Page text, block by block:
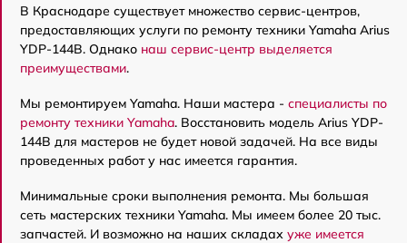
В Краснодаре существует множество сервис-центров,
предоставляющих услуги по ремонту техники Yamaha Arius
YDP-144B. Однако наш сервис-центр выделяется
преимуществами.
Мы ремонтируем Yamaha. Наши мастера - специалисты по
ремонту техники Yamaha. Восстановить модель Arius YDP-
144B для мастеров не будет новой задачей. На все виды
проведенных работ у нас имеется гарантия.
Минимальные сроки выполнения ремонта. Мы большая
сеть мастерских техники Yamaha. Мы имеем более 20 тыс.
запчастей. И возможно на наших складах уже имеется